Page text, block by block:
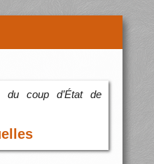
coup d’État de